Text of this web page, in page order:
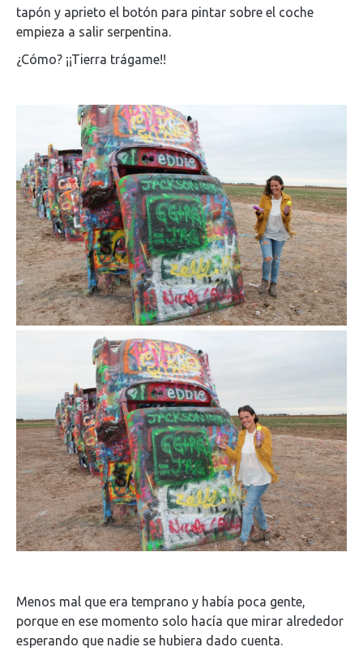
tapón y aprieto el botón para pintar sobre el coche
empieza a salir serpentina.
¿Cómo? ¡¡Tierra trágame!!
Menos mal que era temprano y había poca gente,
porque en ese momento solo hacía que mirar alrededor
esperando que nadie se hubiera dado cuenta.